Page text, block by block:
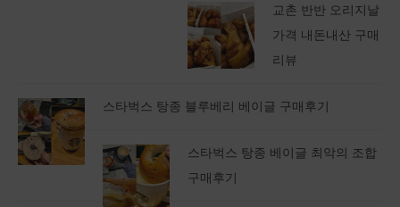
교촌 반반 오리지날
가격 내돈내산 구매
리뷰
스타벅스 탕종 블루베리 베이글 구매후기
스타벅스 탕종 베이글 최악의 조합
구매후기